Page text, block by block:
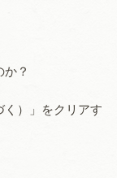
？
く）」をクリアす